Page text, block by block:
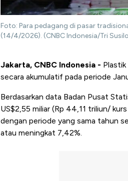
Foto: Para pedagang di pasar
(14/4/2026). (CNBC Indonesia/Tri
Jakarta, CNBC Indonesia -
secara akumulatif pada periode
Berdasarkan data Badan Pusat
US$2,55 miliar (Rp 44,11 triliun/
dengan periode yang sama tahun
atau meningkat 7,42%.